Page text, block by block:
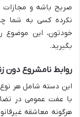
نکرده کسی به شما
خودتون، این
بگیرید.
روابط نامشروع دون
این دسته شامل هر
با عفت عمومی در
هرگونه معاشقه